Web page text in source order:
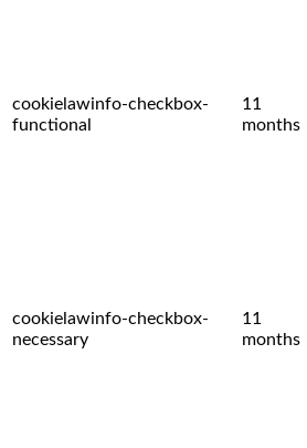
cookielawinfo-checkbox-
functional
11
months
cookielawinfo-checkbox-
necessary
11
months